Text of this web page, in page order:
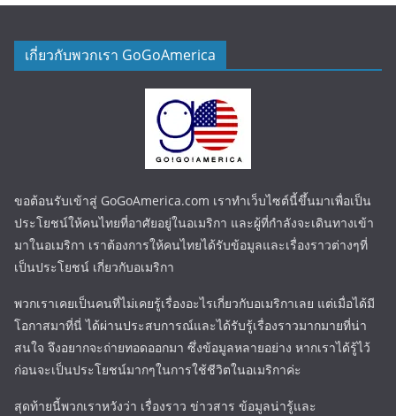
เกี่ยวกับพวกเรา GoGoAmerica
ขอต้อนรับเข้าสู่ GoGoAmerica.com เราทำเว็บไซต์นี้ขึ้นมาเพื่อเป็น
ประโยชน์ให้คนไทยที่อาศัยอยู่ในอเมริกา และผู้ที่กำลังจะเดินทางเข้า
มาในอเมริกา เราต้องการให้คนไทยได้รับข้อมูลและเรื่องราวต่างๆที่
เป็นประโยชน์ เกี่ยวกับอเมริกา
พวกเราเคยเป็นคนที่ไม่เคยรู้เรื่องอะไรเกี่ยวกับอเมริกาเลย แต่เมื่อได้มี
โอกาสมาที่นี่ ได้ผ่านประสบการณ์และได้รับรู้เรื่องราวมากมายที่น่า
สนใจ จึงอยากจะถ่ายทอดออกมา ซึ่งข้อมูลหลายอย่าง หากเราได้รู้ไว้
ก่อนจะเป็นประโยชน์มากๆในการใช้ชีวิตในอเมริกาค่ะ
สุดท้ายนี้พวกเราหวังว่า เรื่องราว ข่าวสาร ข้อมูลน่ารู้และ